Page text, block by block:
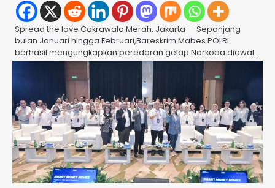
Spread the love Cakrawala Merah, Jakarta – Sepanjang
bulan Januari hingga Februari,Bareskrim Mabes POLRI
berhasil mengungkapkan peredaran gelap Narkoba diawal…